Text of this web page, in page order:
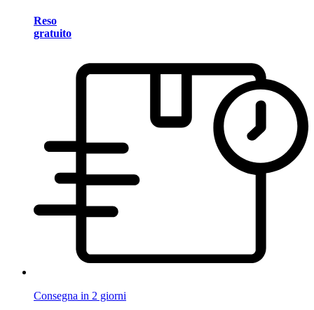
Reso
gratuito
Consegna in 2 giorni